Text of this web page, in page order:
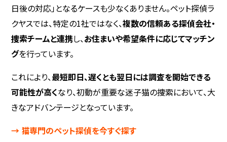
日後の対応」となるケースも少なくありません。ペット探偵ラ
クヤスでは、特定の1社ではなく、複数の信頼ある探偵会社・
捜索チームと連携し、お住まいや希望条件に応じてマッチン
グを行っています。
これにより、最短即日、遅くとも翌日には調査を開始できる
可能性が高くなり、初動が重要な迷子猫の捜索において、大
きなアドバンテージとなっています。
→ 猫専門のペット探偵を今すぐ探す